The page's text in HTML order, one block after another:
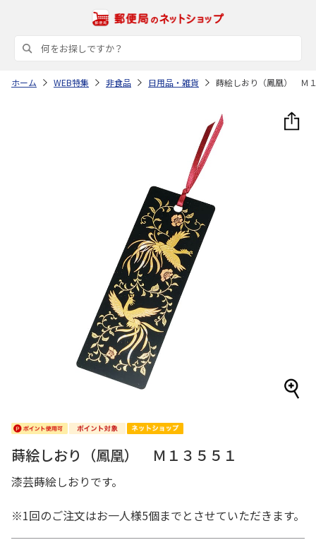
ホーム WEB特集 非食品 日用品・雑貨 蒔絵しおり（鳳凰） Ｍ
蒔絵しおり（鳳凰） Ｍ１３５５１
漆芸蒔絵しおりです。
※1回のご注文はお一人様5個までとさせていただきます。